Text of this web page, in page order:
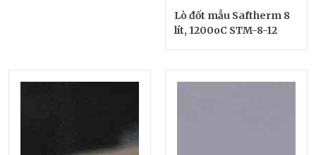
Lò đốt mẫu Saftherm 8
lít, 1200oC STM-8-12